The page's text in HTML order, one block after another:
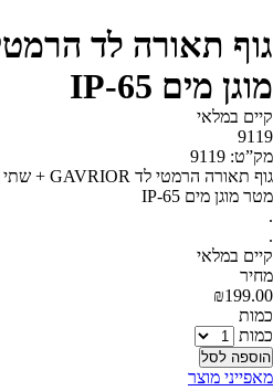
מוגן מים IP-65
קיים במלאי‬
9119
מק”ט: 9119
מטר מוגן מים IP-65
.
.
קיים במלאי
‫מחיר‬
₪199.00
‫כמות‬
כמות
הוספה לסל
מאפייני מוצר